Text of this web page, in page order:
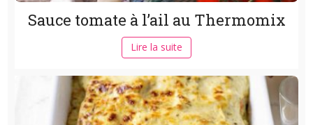
Sauce tomate à l’ail au Thermomix
Lire la suite